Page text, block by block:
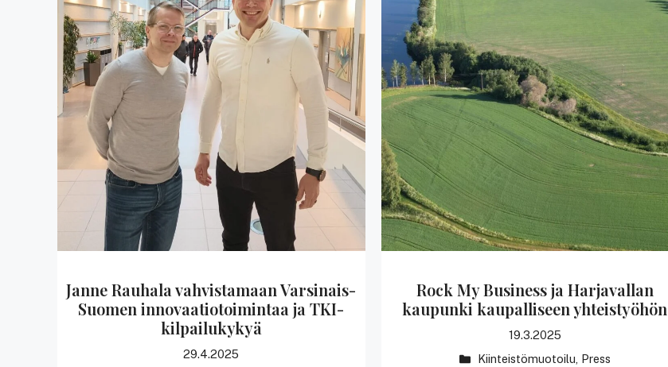
Janne Rauhala vahvistamaan Varsinais-
Suomen innovaatiotoimintaa ja TKI-
kilpailukykyä
29.4.2025
Rock My Business ja Harjavallan
kaupunki kaupalliseen yhteistyöhön
19.3.2025
Kategoriat
Kiinteistömuotoilu Press